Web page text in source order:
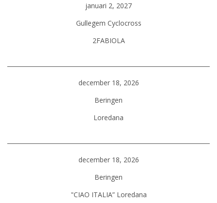
januari 2, 2027
Gullegem Cyclocross
2FABIOLA
december 18, 2026
Beringen
Loredana
december 18, 2026
Beringen
"CIAO ITALIA” Loredana